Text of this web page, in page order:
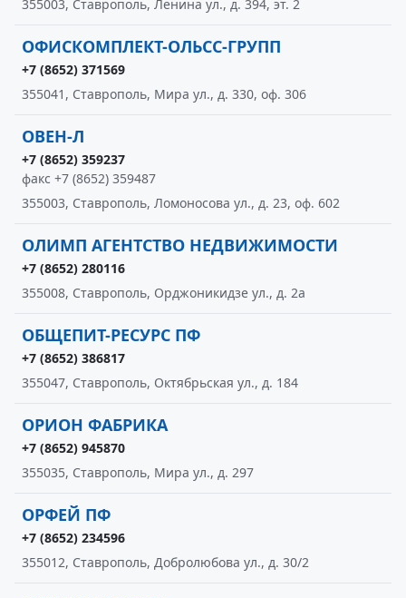
355003, Ставрополь, Ленина ул., д. 394, эт. 2
ОФИСКОМПЛЕКТ-ОЛЬСС-ГРУПП
+7 (8652) 371569
355041, Ставрополь, Мира ул., д. 330, оф. 306
ОВЕН-Л
+7 (8652) 359237
факс +7 (8652) 359487
355003, Ставрополь, Ломоносова ул., д. 23, оф. 602
ОЛИМП АГЕНТСТВО НЕДВИЖИМОСТИ
+7 (8652) 280116
355008, Ставрополь, Орджоникидзе ул., д. 2а
ОБЩЕПИТ-РЕСУРС ПФ
+7 (8652) 386817
355047, Ставрополь, Октябрьская ул., д. 184
ОРИОН ФАБРИКА
+7 (8652) 945870
355035, Ставрополь, Мира ул., д. 297
ОРФЕЙ ПФ
+7 (8652) 234596
355012, Ставрополь, Добролюбова ул., д. 30/2